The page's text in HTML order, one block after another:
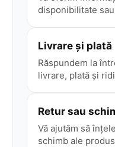
disponibilitate
Livrare și plată
Răspundem la
livrare, plată și
Retur sau
Vă ajutăm să
schimb ale